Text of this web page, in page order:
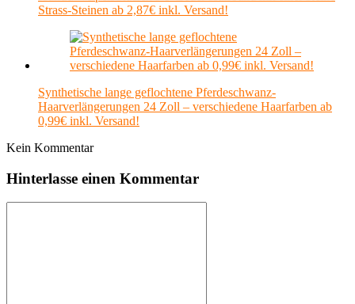
Strass-Steinen ab 2,87€ inkl. Versand!
Synthetische lange geflochtene Pferdeschwanz-
Haarverlängerungen 24 Zoll – verschiedene Haarfarben ab
0,99€ inkl. Versand!
Kein Kommentar
Hinterlasse einen Kommentar